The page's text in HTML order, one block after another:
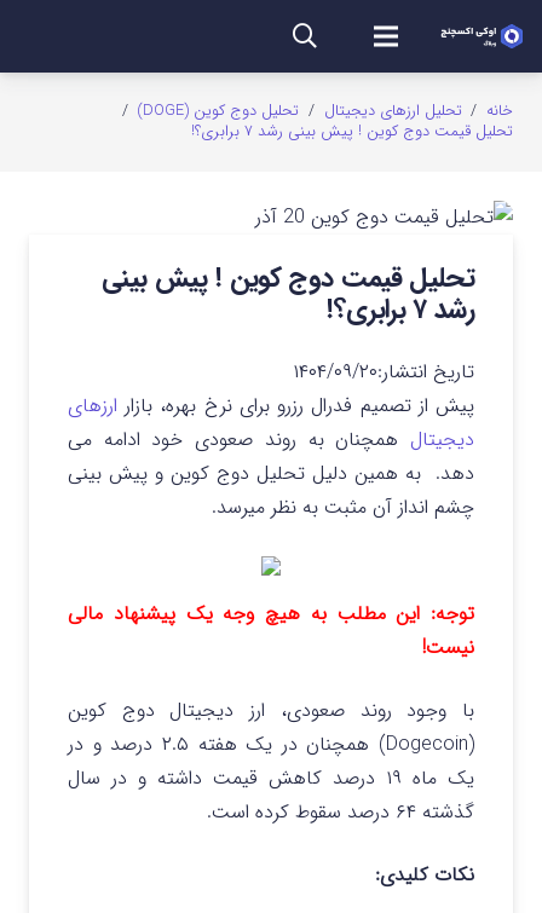
خانه / تحلیل ارزهای دیجیتال / تحلیل دوج کوین (DOGE)
/
تحلیل قیمت دوج کوین ! پیش بینی رشد ۷ برابری؟!
تحلیل قیمت دوج کوین ! پیش بینی
رشد ۷ برابری؟!
تاریخ انتشار:۱۴۰۴/۰۹/۲۰
پیش از تصمیم فدرال رزرو برای نرخ بهره، بازار ارزهای
دیجیتال همچنان به روند صعودی خود ادامه می
دهد. به همین دلیل تحلیل دوج کوین و پیش بینی
چشم انداز آن مثبت به نظر میرسد.
توجه: این مطلب به هیچ وجه یک پیشنهاد مالی
نیست!
با وجود روند صعودی، ارز دیجیتال دوج کوین
(Dogecoin) همچنان در یک هفته ۲.۵ درصد و در
یک ماه ۱۹ درصد کاهش قیمت داشته و در سال
گذشته ۶۴ درصد سقوط کرده است.
نکات کلیدی: